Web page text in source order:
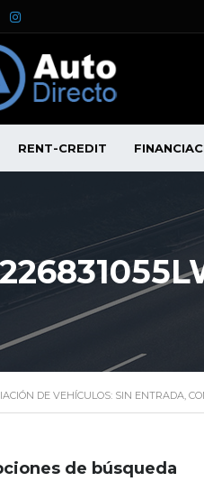
RENT-CREDIT
DE VEHÍCULOS: SIN ENTRADA,
de búsqueda